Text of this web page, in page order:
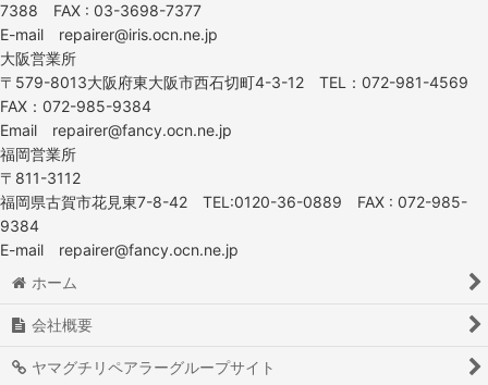
7388 FAX : 03-3698-7377
E-mail repairer@iris.ocn.ne.jp
大阪営業所
〒579-8013大阪府東大阪市西石切町4-3-12 TEL：072-981-4569
FAX：072-985-9384
Email repairer@fancy.ocn.ne.jp
福岡営業所
〒811-3112
福岡県古賀市花見東7-8-42 TEL:0120-36-0889 FAX : 072-985-
9384
E-mail repairer@fancy.ocn.ne.jp
ホーム
会社概要
ヤマグチリペアラーグループサイト